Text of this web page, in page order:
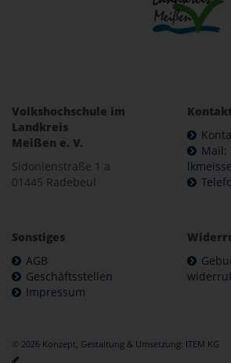
Volkshochschule im
Landkreis
Meißen e. V.
Sidonienstraße 1 a
01445 Radebeul
Mail:
Sonstiges
AGB
Geschäftsstellen
Impressum
© 2026 Konzept, Gestaltung & Umsetzung: ITEM KG